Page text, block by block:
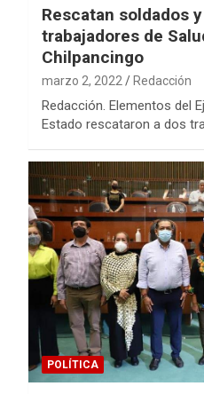
Rescatan soldados
trabajadores de
Chilpancingo
marzo 2, 2022 Redacción
Redacción. Elementos del
Estado rescataron a dos
POLÍTICA